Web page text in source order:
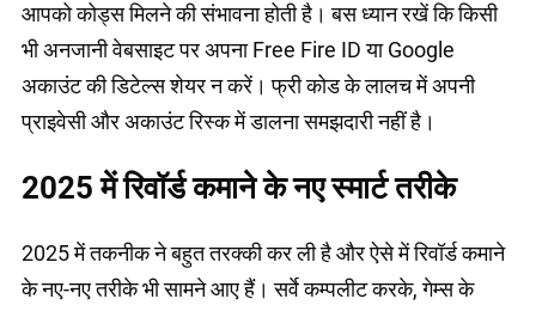
आपको कोड्स मिलने की संभावना होती है। बस ध्यान रखें कि किसी
भी अनजानी वेबसाइट पर अपना Free Fire ID या Google
अकाउंट की डिटेल्स शेयर न करें। फ्री कोड के लालच में अपनी
प्राइवेसी और अकाउंट रिस्क में डालना समझदारी नहीं है।
2025 में रिवॉर्ड कमाने के नए स्मार्ट तरीके
2025 में तकनीक ने बहुत तरक्की कर ली है और ऐसे में रिवॉर्ड कमाने
के नए-नए तरीके भी सामने आए हैं। सर्वे कम्पलीट करके, गेम्स के